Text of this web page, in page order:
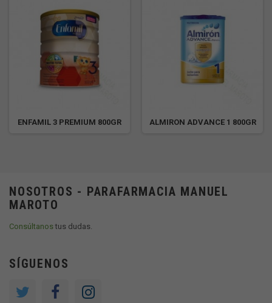
ENFAMIL 3 PREMIUM 800GR ALMIRON ADVANCE 1 800GR
NOSOTROS - PARAFARMACIA MANUEL
MAROTO
Consúltanostus dudas.
SÍGUENOS